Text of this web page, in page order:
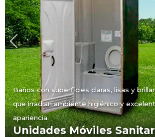
Baños con superficies claras, lisas y
que irradian ambiente higiénico y
apariencia.
Unidades Móviles